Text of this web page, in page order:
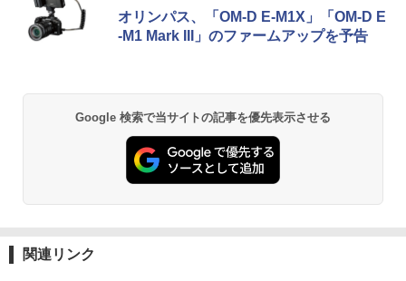
オリンパス、「OM-D E-M1X」「OM-D E
-M1 Mark III」のファームアップを予告
Google 検索で当サイトの記事を優先表示させる
関連リンク